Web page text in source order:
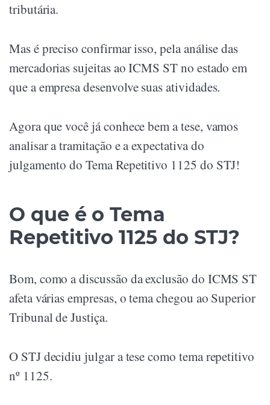
tributária.
Mas é preciso confirmar isso, pela análise das
mercadorias sujeitas ao ICMS ST no estado em
que a empresa desenvolve suas atividades.
Agora que você já conhece bem a tese, vamos
analisar a tramitação e a expectativa do
julgamento do Tema Repetitivo 1125 do STJ!
O que é o Tema
Repetitivo 1125 do STJ?
Bom, como a discussão da exclusão do ICMS ST
afeta várias empresas, o tema chegou ao Superior
Tribunal de Justiça.
O STJ decidiu julgar a tese como tema repetitivo
nº 1125.